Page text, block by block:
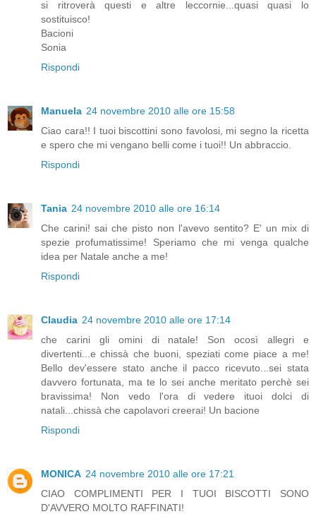
si ritroverà questi e altre leccornie...quasi quasi lo
sostituisco!
Bacioni
Sonia
Rispondi
Manuela 24 novembre 2010 alle ore 15:58
Ciao cara!! I tuoi biscottini sono favolosi, mi segno la ricetta
e spero che mi vengano belli come i tuoi!! Un abbraccio.
Rispondi
Tania 24 novembre 2010 alle ore 16:14
Che carini! sai che pisto non l'avevo sentito? E' un mix di
spezie profumatissime! Speriamo che mi venga qualche
idea per Natale anche a me!
Rispondi
Claudia 24 novembre 2010 alle ore 17:14
che carini gli omini di natale! Son ocosì allegri e
divertenti...e chissà che buoni, speziati come piace a me!
Bello dev'essere stato anche il pacco ricevuto...sei stata
davvero fortunata, ma te lo sei anche meritato perchè sei
bravissima! Non vedo l'ora di vedere ituoi dolci di
natali...chissà che capolavori creerai! Un bacione
Rispondi
MONICA 24 novembre 2010 alle ore 17:21
CIAO COMPLIMENTI PER I TUOI BISCOTTI SONO
D'AVVERO MOLTO RAFFINATI!